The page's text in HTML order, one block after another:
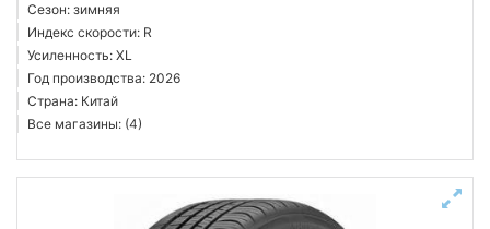
Сезон: зимняя
Индекс скорости: R
Усиленность: XL
Год производства: 2026
Страна: Китай
Все магазины: (4)